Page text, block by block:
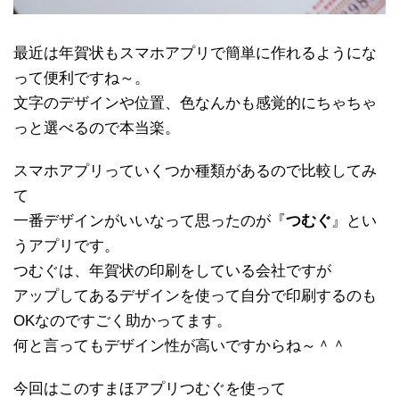
最近は年賀状もスマホアプリで簡単に作れるようにな
って便利ですね～。
文字のデザインや位置、色なんかも感覚的にちゃちゃ
っと選べるので本当楽。
スマホアプリっていくつか種類があるので比較してみ
て
一番デザインがいいなって思ったのが『つむぐ 』とい
うアプリです。
つむぐは、年賀状の印刷をしている会社ですが
アップしてあるデザインを使って自分で印刷するのも
OKなのですごく助かってます。
何と言ってもデザイン性が高いですからね～＾＾
今回はこのすまほアプリつむぐを使って